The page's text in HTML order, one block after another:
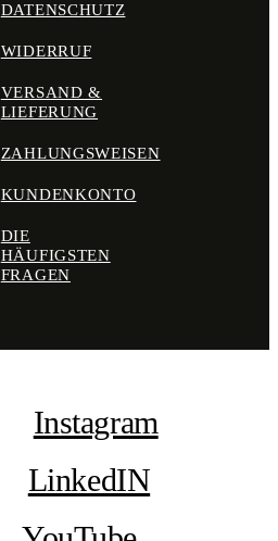
DATENSCHUTZ
WIDERRUF
VERSAND &
LIEFERUNG
ZAHLUNGSWEISEN
KUNDENKONTO
DIE
HÄUFIGSTEN
FRAGEN
Instagram
LinkedIN